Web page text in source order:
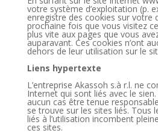
votre système d’exploitation (p.
enregistre des cookies sur votre
prochaine fois que vous visitez
plus vite aux pages que vous
auparavant. Ces cookies n’ont
dehors de leur utilisation sur le
Liens hypertexte
L’entreprise Akassoh s.à r.l. ne
Internet qui sont liés avec le
aucun cas être tenue
se trouve sur les sites liés. Tous
liés à l’utilisation incombent
ces sites.